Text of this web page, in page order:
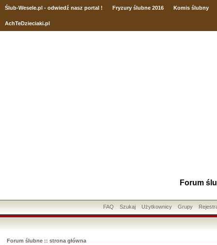
Ślub-Wesele.pl - odwiedź nasz portal ! Fryzury ślubne 2016 Komis ślubny
AchTeDzieciaki.pl
Forum
FAQ Szukaj Użytkownicy Grupy
Forum ślubne :: strona główna